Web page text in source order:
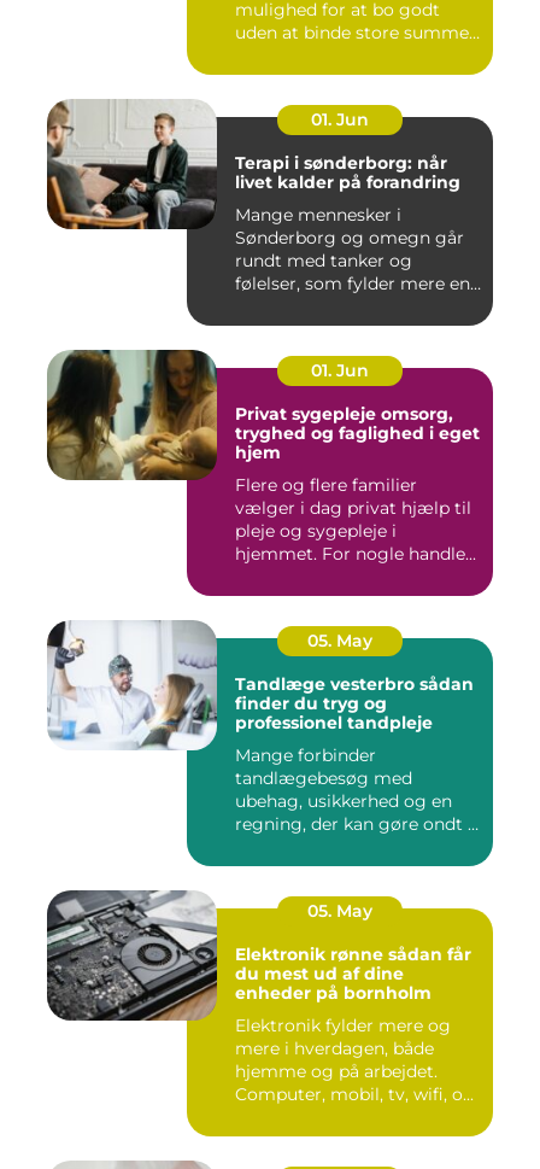
mulighed for at bo godt
uden at binde store summer
01. Jun
Terapi i sønderborg: når
livet kalder på forandring
Mange mennesker i
Sønderborg og omegn går
rundt med tanker og
følelser, som fylder mere end
01. Jun
Privat sygepleje omsorg,
tryghed og faglighed i eget
hjem
Flere og flere familier
vælger i dag privat hjælp til
pleje og sygepleje i
hjemmet. For nogle handle...
05. May
Tandlæge vesterbro sådan
finder du tryg og
professionel tandpleje
Mange forbinder
tandlægebesøg med
ubehag, usikkerhed og en
regning, der kan gøre ondt i
05. May
Elektronik rønne sådan får
du mest ud af dine
enheder på bornholm
Elektronik fylder mere og
mere i hverdagen, både
hjemme og på arbejdet.
Computer, mobil, tv, wifi, o...